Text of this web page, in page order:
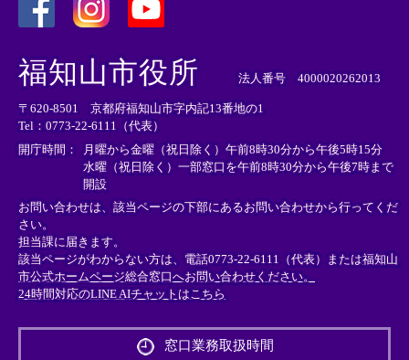
外
部
リ
ン
ク
＞
外
リ
ン
ク
＞
外
部
ン
ク
＞
福知山市役所 法人番号 4000020262013
〒620-8501 京都府福知山市字内記13番地の1
Tel：0773-22-6111（代表）
開庁時間：
月曜から金曜（祝日除く）午前8時30分から午後5時15分
水曜（祝日除く）一部窓口を午前8時30分から午後7時まで
開設
お問い合わせは、該当ページの下部にあるお問い合わせから行ってくだ
さい。
担当課に届きます。
該当ページがわからない方は、電話0773-22-6111（代表）または福知山
市公式ホームページ総合窓口へお問い合わせください。
24時間対応のLINE AIチャットはこちら
外
窓口業務取扱時間